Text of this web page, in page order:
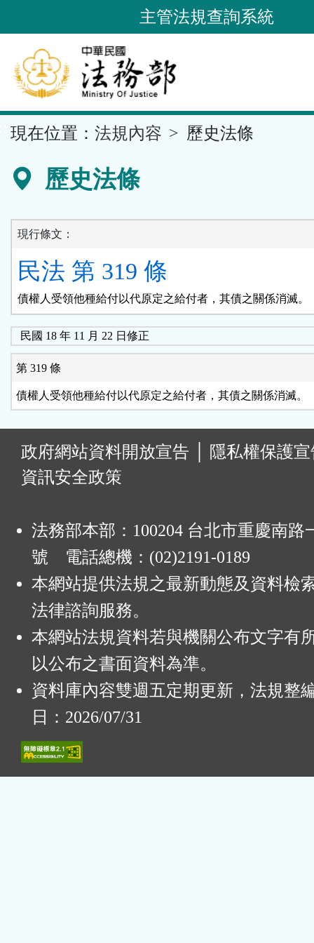
到
要
內
容
區
主管法規查詢系統
現在位置： 法規內容 歷史法條
歷史法條
現行條文：
民法 第 319 條
債權人受領他種給付以代原定之給付者，其債之關係消滅。
民國 18 年 11 月 22 日修正
第 319 條
債權人受領他種給付以代原定之給付者，其債之關係消滅。
政府網站資料開放宣告
隱私權保護
資訊安全政策
法務部本部：100204 台北市重慶南路
號 電話總機：(02)2191-0189
本網站提供法規之最新動態及資料檢
法律諮詢服務。
本網站法規資料若與機關公布文字有
以公布之書面資料為準。
資料庫內容雙週五定期更新，法規整
日：2026/07/31